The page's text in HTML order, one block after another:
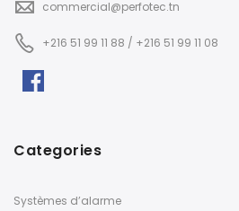
commercial@perfotec.tn
+216 51 99 11 88 / +216 51 99 11 08
Categories
Systèmes d’alarme